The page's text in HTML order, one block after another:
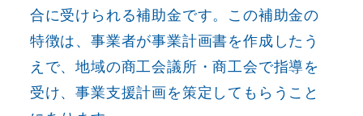
合に受けられる補助金です。この補助金の
特徴は、事業者が事業計画書を作成したう
えで、地域の商工会議所・商工会で指導を
受け、事業支援計画を策定してもらうこと